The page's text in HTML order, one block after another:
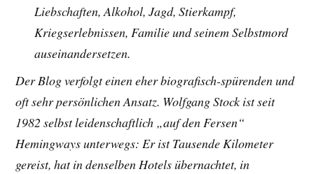
Liebschaften, Alkohol, Jagd, Stierkampf,
Kriegserlebnissen, Familie und seinem Selbstmord
auseinandersetzen.
Der Blog verfolgt einen eher biografisch-spürenden und
oft sehr persönlichen Ansatz. Wolfgang Stock ist seit
1982 selbst leidenschaftlich „auf den Fersen“
Hemingways unterwegs: Er ist Tausende Kilometer
gereist, hat in denselben Hotels übernachtet, in